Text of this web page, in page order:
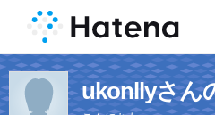
ukonllyさん